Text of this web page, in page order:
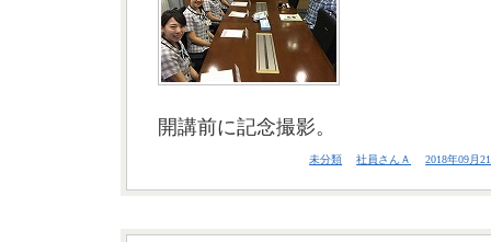
開講前に記念撮影。
未分類 社員さんＡ 2018年09月